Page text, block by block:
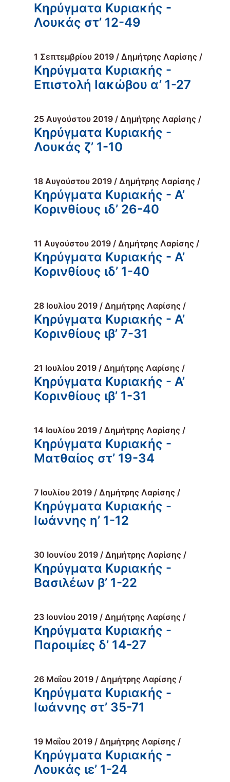
Κηρύγματα Κυριακής -
Λουκάς στ’ 12-49
1 Σεπτεμβρίου 2019 / Δημήτρης Λαρίσης /
Κηρύγματα Κυριακής -
Επιστολή Ιακώβου α’ 1-27
25 Αυγούστου 2019 / Δημήτρης Λαρίσης /
Κηρύγματα Κυριακής -
Λουκάς ζ’ 1-10
18 Αυγούστου 2019 / Δημήτρης Λαρίσης /
Κηρύγματα Κυριακής - Α’
Κορινθίους ιδ’ 26-40
11 Αυγούστου 2019 / Δημήτρης Λαρίσης /
Κηρύγματα Κυριακής - Α’
Κορινθίους ιδ’ 1-40
28 Ιουλίου 2019 / Δημήτρης Λαρίσης /
Κηρύγματα Κυριακής - Α’
Κορινθίους ιβ’ 7-31
21 Ιουλίου 2019 / Δημήτρης Λαρίσης /
Κηρύγματα Κυριακής - Α’
Κορινθίους ιβ’ 1-31
14 Ιουλίου 2019 / Δημήτρης Λαρίσης /
Κηρύγματα Κυριακής -
Ματθαίος στ’ 19-34
7 Ιουλίου 2019 / Δημήτρης Λαρίσης /
Κηρύγματα Κυριακής -
Ιωάννης η’ 1-12
30 Ιουνίου 2019 / Δημήτρης Λαρίσης /
Κηρύγματα Κυριακής -
Βασιλέων β’ 1-22
23 Ιουνίου 2019 / Δημήτρης Λαρίσης /
Κηρύγματα Κυριακής -
Παροιμίες δ’ 14-27
26 Μαΐου 2019 / Δημήτρης Λαρίσης /
Κηρύγματα Κυριακής -
Ιωάννης στ’ 35-71
19 Μαΐου 2019 / Δημήτρης Λαρίσης /
Κηρύγματα Κυριακής -
Λουκάς ιε’ 1-24